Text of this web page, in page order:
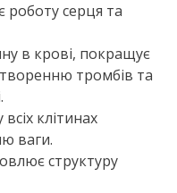
роботу серця та
в крові, покращує
тромбів та
клітинах
ваги.
структуру